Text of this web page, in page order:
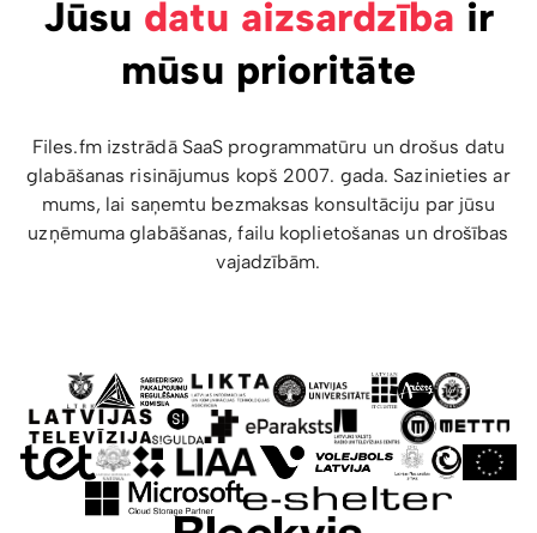
Jūsu datu aizsardzība ir
mūsu prioritāte
Files.fm izstrādā SaaS programmatūru un drošus datu
glabāšanas risinājumus kopš 2007. gada. Sazinieties ar
mums, lai saņemtu bezmaksas konsultāciju par jūsu
uzņēmuma glabāšanas, failu koplietošanas un drošības
vajadzībām.